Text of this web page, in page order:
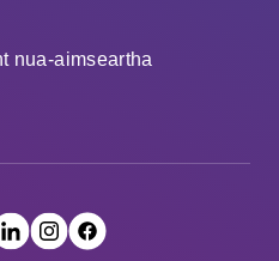
nua-aimseartha